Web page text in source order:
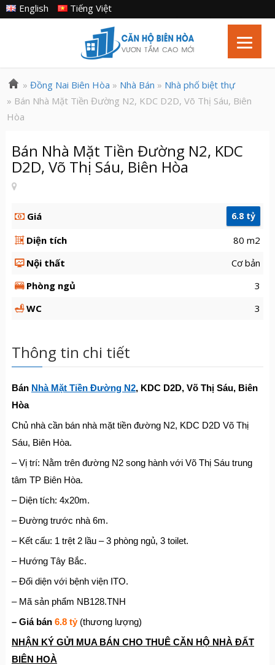
Tiếng Việt
English
» Đồng Nai Biên Hòa » Nhà Bán » Nhà phố biệt thự
» Bán Nhà Mặt Tiền Đường N2, KDC D2D, Võ Thị Sáu, Biên
Hòa
Bán Nhà Mặt Tiền Đường N2, KDC
D2D, Võ Thị Sáu, Biên Hòa
Giá 6.8 tỷ
Diện tích
80 m2
Nội thất
Cơ bản
Phòng ngủ
3
WC
3
Thông tin chi tiết
Bán Nhà Mặt Tiền Đường N2, KDC D2D, Võ Thị Sáu, Biên
Hòa
Chủ nhà cần bán nhà mặt tiền đường N2, KDC D2D Võ Thị
Sáu, Biên Hòa.
– Vị trí: Nằm trên đường N2 song hành với Võ Thị Sáu trung
tâm TP Biên Hòa.
– Diện tích: 4x20m.
– Đường trước nhà 6m.
– Kết cấu: 1 trệt 2 lầu – 3 phòng ngủ, 3 toilet.
– Hướng Tây Bắc.
– Đối diện với bệnh viện ITO.
– Mã sản phẩm NB128.TNH
– Giá bán6.8 tỷ (thương lượng)
NHẬN KÝ GỬI MUA BÁN CHO THUÊ CĂN HỘ NHÀ ĐẤT
BIÊN HOÀ